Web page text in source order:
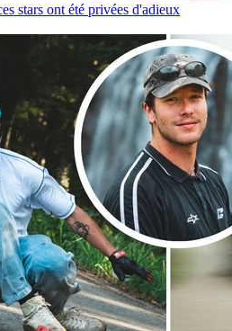
stars ont été privées d'adieux